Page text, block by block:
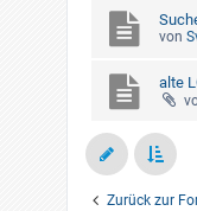
von
alte
Zurück zur